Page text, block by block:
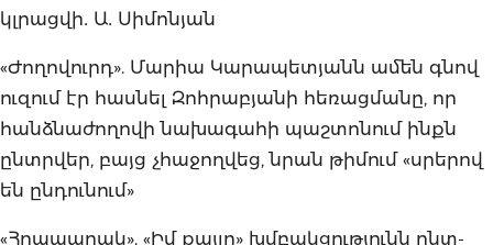
կլրացվի․ Ա․ Սիմոնյան
«Ժողովուրդ». Մարիա Կարապետյանն ամեն գնով
ուզում էր հասնել Զոհրաբյանի հեռացմանը, որ
հանձնաժողովի նախագահի պաշտոնում ինքն
ընտրվեր, բայց չհաջողվեց, նրան թիմում «սրերով
են ընդունում»
«Հրապարակ». «Իմ քայլը» խմբակցությունն ընտ­